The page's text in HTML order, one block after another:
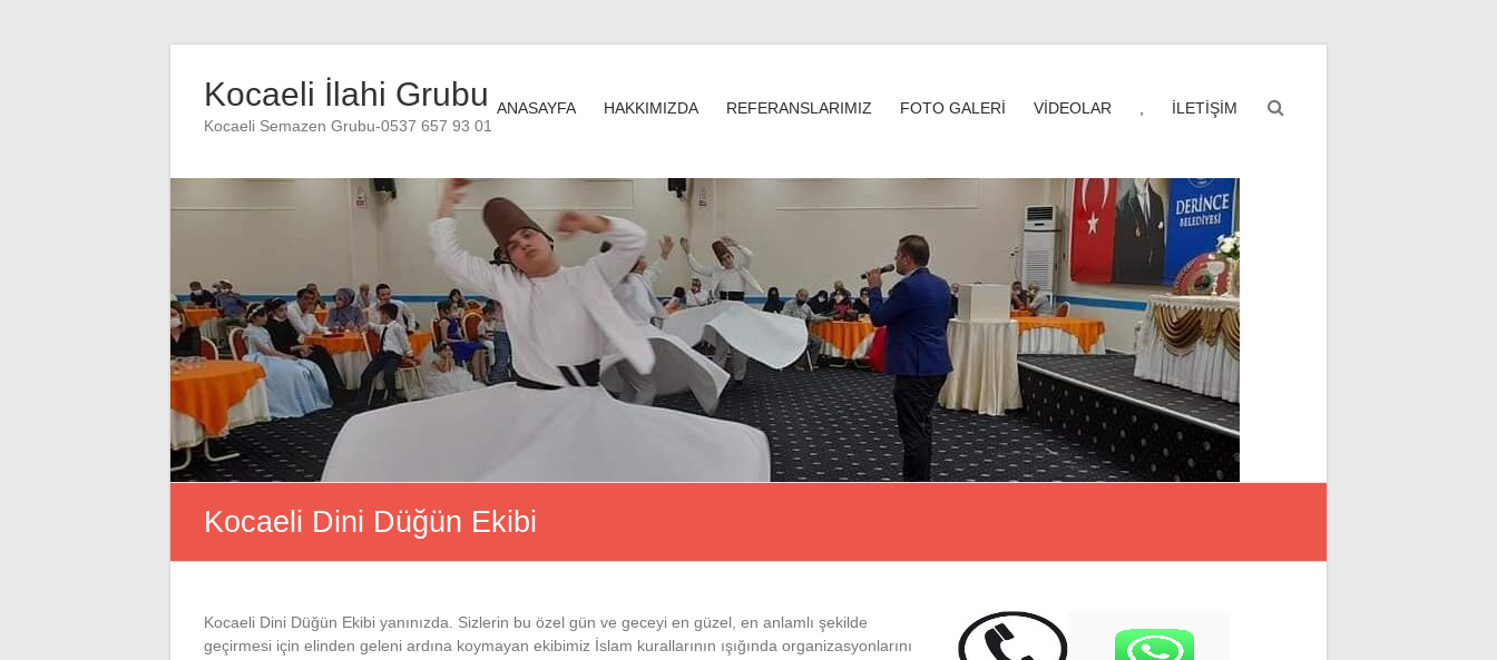
contentKocaeli İlahi Grubu
Kocaeli Semazen Grubu-0537 657 93 01
ANASAYFA HAKKIMIZDA REFERANSLARIMIZ FOTO GALERİ VİDEOLAR İLETİŞİM
Kocaeli Dini Düğün Ekibi
Kocaeli Dini Düğün Ekibi yanınızda. Sizlerin bu özel gün ve geceyi en güzel, en anlamlı şekilde
geçirmesi için elinden geleni ardına koymayan ekibimiz İslam kurallarının ışığında organizasyonlarını